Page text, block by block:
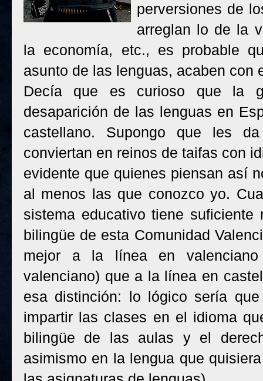
perversiones de
arreglan lo de la
la economía, etc., es probable
asunto de las lenguas, acaben con
Decía que es curioso que la
desaparición de las lenguas en
castellano. Supongo que les
conviertan en reinos de taifas con
evidente que quienes piensan así
al menos las que conozco yo.
sistema educativo tiene
bilingüe de esta Comunidad
mejor a la línea en
valenciano) que a la línea en
esa distinción: lo lógico sería
impartir las clases en el idioma
bilingüe de las aulas y el
asimismo en la lengua que